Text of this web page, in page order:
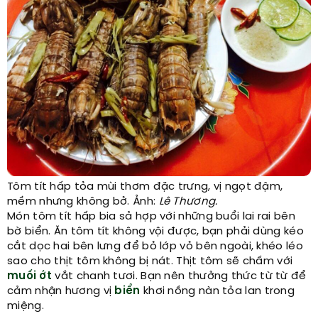
Tôm tít hấp tỏa mùi thơm đặc trưng, vị ngọt đậm,
mềm nhưng không bở. Ảnh: Lê Thương.
Món tôm tít hấp bia sả hợp với những buổi lai rai bên
bờ biển. Ăn tôm tít không vội được, bạn phải dùng kéo
cắt dọc hai bên lưng để bỏ lớp vỏ bên ngoài, khéo léo
sao cho thịt tôm không bị nát. Thịt tôm sẽ chấm với
muối ớt vắt chanh tươi. Bạn nên thưởng thức từ từ để
cảm nhận hương vị biển khơi nồng nàn tỏa lan trong
miệng.